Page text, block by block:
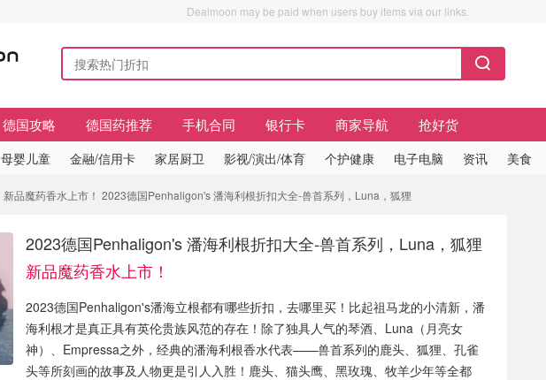
Dealmoon may be paid when users buy items via our links.
德国攻略 德国药推荐 手机合同 银行卡 商家导航 抢好货
母婴儿童 金融/信用卡 家居厨卫 影视/演出/体育 个护健康 电子电脑 资讯 美食
新品魔药香水上市！ 2023德国Penhaligon's 潘海利根折扣大全-兽首系列，Luna，狐狸
2023德国Penhaligon's 潘海利根折扣大全-兽首系列，Luna，狐狸
新品魔药香水上市！
2023德国Penhaligon's潘海立根都有哪些折扣，去哪里买！比起祖马龙的小清新，潘
海利根才是真正具有英伦贵族风范的存在！除了独具人气的琴酒、Luna（月亮女
神）、Empressa之外，经典的潘海利根香水代表——兽首系列的鹿头、狐狸、孔雀
头等所刻画的故事及人物更是引人入胜！鹿头、猫头鹰、黑玫瑰、牧羊少年等全都